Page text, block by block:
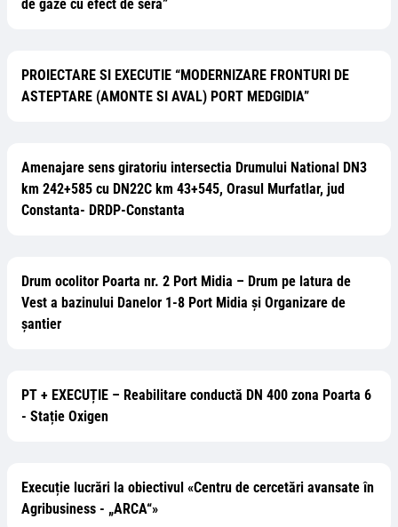
de gaze cu efect de seră”
PROIECTARE SI EXECUTIE “MODERNIZARE FRONTURI DE
ASTEPTARE (AMONTE SI AVAL) PORT MEDGIDIA”
Amenajare sens giratoriu intersectia Drumului National DN3
km 242+585 cu DN22C km 43+545, Orasul Murfatlar, jud
Constanta- DRDP-Constanta
Drum ocolitor Poarta nr. 2 Port Midia – Drum pe latura de
Vest a bazinului Danelor 1-8 Port Midia și Organizare de
șantier
PT + EXECUȚIE – Reabilitare conductă DN 400 zona Poarta 6
- Stație Oxigen
Execuție lucrări la obiectivul «Centru de cercetări avansate în
Agribusiness - „ARCA“»